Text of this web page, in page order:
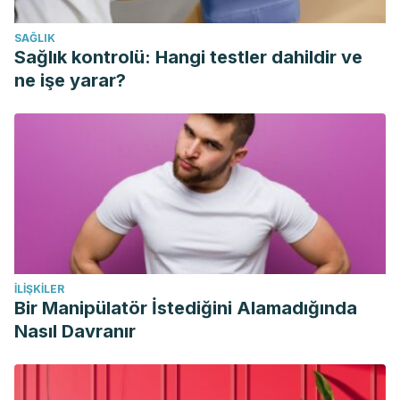
review off association studies. J Postrgrad Med, 2017. 63
(3): 182-190.
SAĞLIK
Sağlık kontrolü: Hangi testler dahildir ve
ne işe yarar?
İLIŞKILER
Bir Manipülatör İstediğini Alamadığında
Nasıl Davranır